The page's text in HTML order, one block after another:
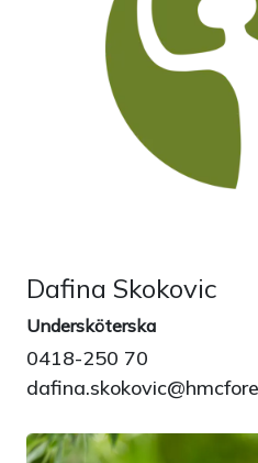
Dafina Skokovic
Undersköterska
0418-250 70